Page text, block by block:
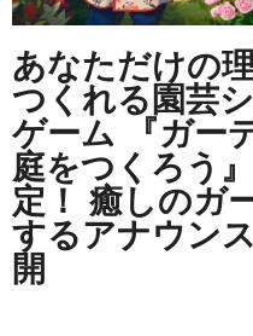
あなただけの
つくれる園芸
ゲーム 『ガー
庭をつくろう
定！ 癒しのガ
するアナウン
開